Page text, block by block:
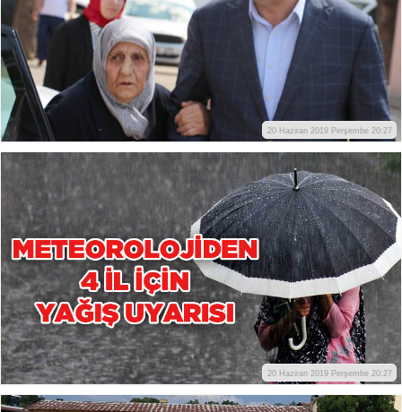
20 Haziran 2019 Perşembe 20:27
20 Haziran 2019 Perşembe 20:27